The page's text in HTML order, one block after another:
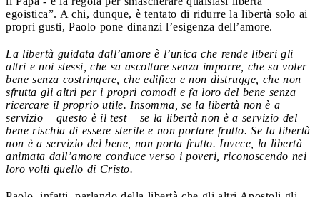
egoistica”. A chi, dunque, è tentato di ridurre la libertà solo ai
propri gusti, Paolo pone dinanzi l’esigenza dell’amore.
La libertà guidata dall’amore è l’unica che rende liberi gli
altri e noi stessi, che sa ascoltare senza imporre, che sa voler
bene senza costringere, che edifica e non distrugge, che non
sfrutta gli altri per i propri comodi e fa loro del bene senza
ricercare il proprio utile. Insomma, se la libertà non è a
servizio – questo è il test – se la libertà non è a servizio del
bene rischia di essere sterile e non portare frutto. Se la libertà
non è a servizio del bene, non porta frutto. Invece, la libertà
animata dall’amore conduce verso i poveri, riconoscendo nei
loro volti quello di Cristo.